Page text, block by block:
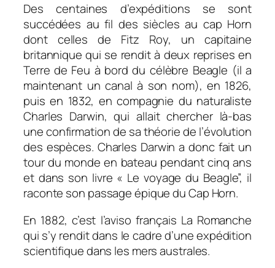
Des centaines d’expéditions se sont
succédées au fil des siècles au cap Horn
dont celles de Fitz Roy, un capitaine
britannique qui se rendit à deux reprises en
Terre de Feu à bord du célèbre Beagle (il a
maintenant un canal à son nom), en 1826,
puis en 1832, en compagnie du naturaliste
Charles Darwin, qui allait chercher là-bas
une confirmation de sa théorie de l’évolution
des espèces. Charles Darwin a donc fait un
tour du monde en bateau pendant cinq ans
et dans son livre « Le voyage du Beagle”, il
raconte son passage épique du Cap Horn.
En 1882, c’est l’aviso français La Romanche
qui s’y rendit dans le cadre d’une expédition
scientifique dans les mers australes.